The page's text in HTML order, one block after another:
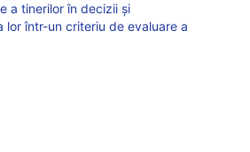
a tinerilor în decizii și
lor într-un criteriu de evaluare a